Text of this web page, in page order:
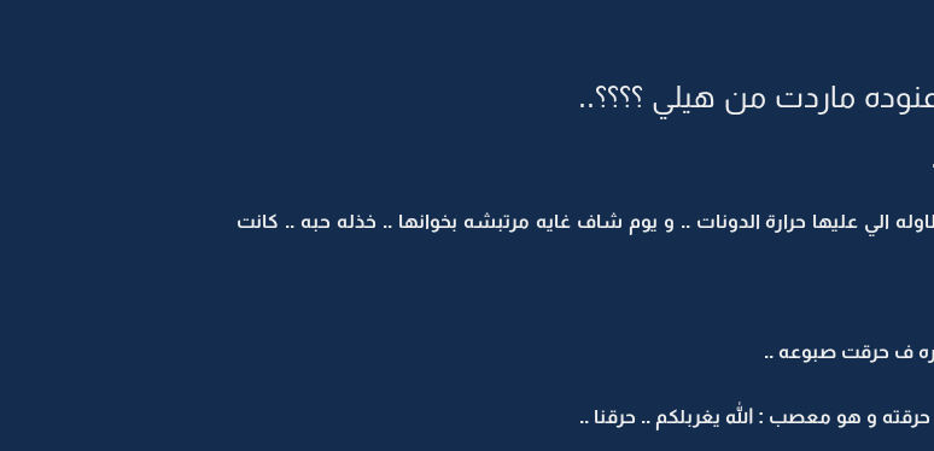
ماردت من هيلي ؟؟؟؟..
الي عليها حرارة الدونات .. و يوم شاف غايه مرتبشه بخوانها .. خذله حبه .. كانت
ف حرقت صبوعه ..
و هو معصب : الله يغربلكم .. حرقنا ..